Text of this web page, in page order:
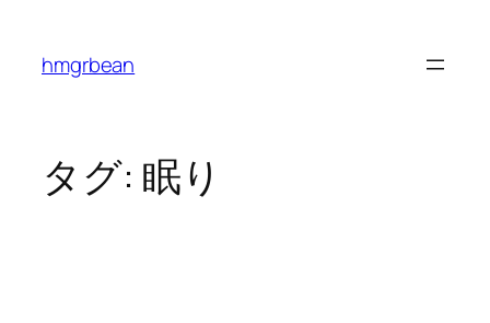
hmgrbean
タグ: 眠り